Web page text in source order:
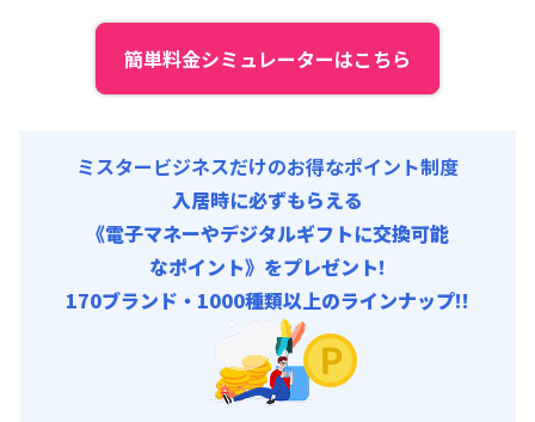
簡単料金シミュレーターはこちら
ミスタービジネスだけのお得なポイント制度
入居時に必ずもらえる
《電子マネーやデジタルギフトに交換可能
なポイント》をプレゼント!
170ブランド・1000種類以上のラインナップ!!